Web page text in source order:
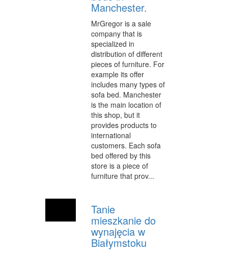
INFORMATYCZNE
RESTAURACJE, CATERING
FOTOGRAFIA
ADWOKACI, PORADY PRAWNE
WETERYNARYJNE, HODOWLA ZWIERZĄT
SPRZĄTANIE, PORZĄDKOWANIE
SERWIS
OPIEKA
INNE USŁUGI
HOTELE I NOCLEGI
PODRÓŻE
WYPOCZYNEK
Manchester.
MrGregor is a sale
company that is
specialized in
distribution of different
pieces of furniture. For
example its offer
includes many types of
sofa bed. Manchester
is the main location of
this shop, but it
provides products to
international
customers. Each sofa
bed offered by this
store is a piece of
furniture that prov...
Tanie
mieszkanie do
wynajęcia w
Białymstoku